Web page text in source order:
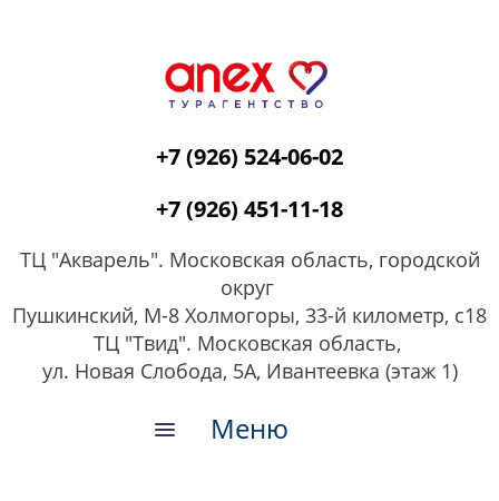
+7 (926) 524-06-02
+7 (926) 451-11-18
ТЦ "Акварель". Московская область, городской
округ
Пушкинский, М-8 Холмогоры, 33-й километр, с18
ТЦ "Твид". Московская область,
ул. Новая Слобода, 5А, Ивантеевка (этаж 1)